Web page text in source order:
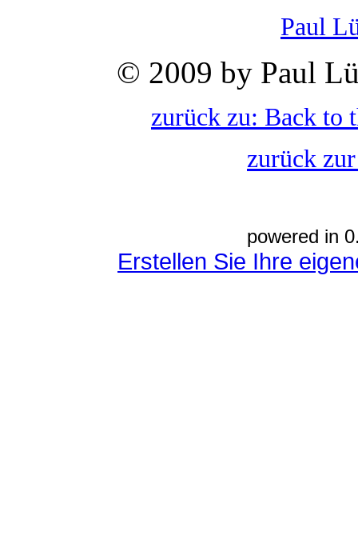
Paul
© 2009 by Paul
zurück zu: Back to
zurück
powered in
Erstellen Sie Ihre